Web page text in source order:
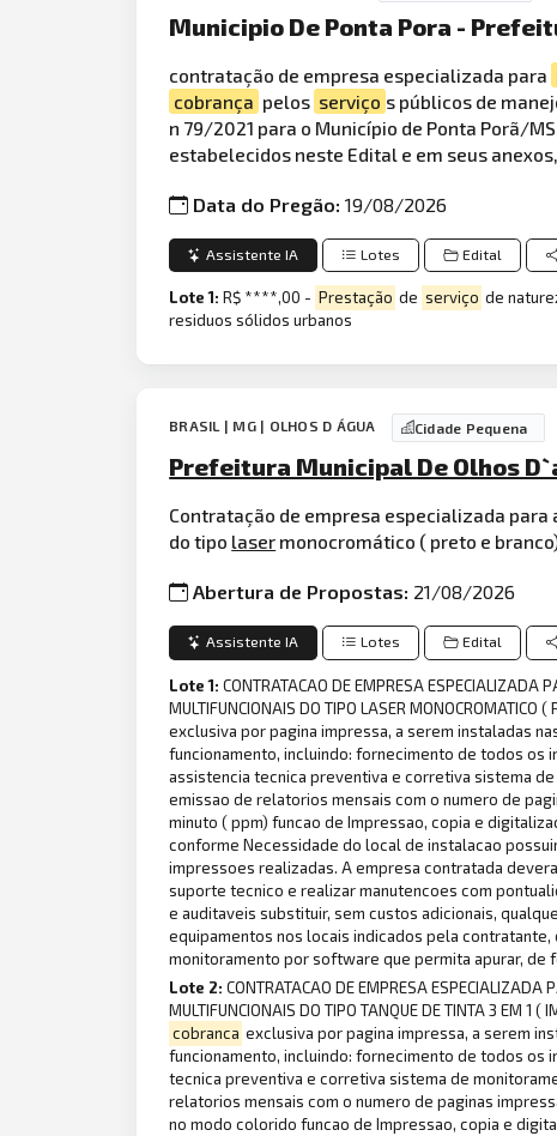
Municipio De Ponta Pora -
contratação de empresa especializada para
cobrança pelos serviço s públicos de
n 79/2021 para o Município de Ponta Porã/
estabelecidos neste Edital e em seus
Data do Pregão:19/08/2026
Assistente IA Lotes Edital
Lote 1:R$ ****,00 - Prestação de serviço de
residuos sólidos urbanos
BRASIL | MG | OLHOS D ÁGUA Cidade Pequena
Prefeitura Municipal De Olhos
Contratação de empresa especializada para
do tipo laser monocromático ( preto e
Abertura de Propostas: 21/08/2026
Assistente IA Lotes Edital
Lote 1:CONTRATACAO DE EMPRESA ESPECIALIZADA
MULTIFUNCIONAIS DO TIPO LASER
exclusiva por pagina impressa, a serem instaladas
funcionamento, incluindo: fornecimento de todos os
assistencia tecnica preventiva e corretiva sistema
emissao de relatorios mensais com o numero de
minuto ( ppm) funcao de Impressao, copia e
conforme Necessidade do local de instalacao
impressoes realizadas. A empresa contratada
suporte tecnico e realizar manutencoes com
e auditaveis substituir, sem custos adicionais,
equipamentos nos locais indicados pela
monitoramento por software que permita apurar, de
Lote 2:CONTRATACAO DE EMPRESA ESPECIALIZADA
MULTIFUNCIONAIS DO TIPO TANQUE DE TINTA 3
cobranca exclusiva por pagina impressa, a serem
funcionamento, incluindo: fornecimento de todos os
tecnica preventiva e corretiva sistema de
relatorios mensais com o numero de paginas
no modo colorido funcao de Impressao, copia e